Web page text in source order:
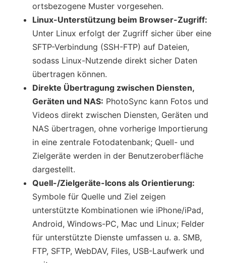
ortsbezogene Muster vorgesehen.
Linux-Unterstützung beim Browser-Zugriff:
Unter Linux erfolgt der Zugriff sicher über eine
SFTP-Verbindung (SSH-FTP) auf Dateien,
sodass Linux-Nutzende direkt sicher Daten
übertragen können.
Direkte Übertragung zwischen Diensten,
Geräten und NAS: PhotoSync kann Fotos und
Videos direkt zwischen Diensten, Geräten und
NAS übertragen, ohne vorherige Importierung
in eine zentrale Fotodatenbank; Quell- und
Zielgeräte werden in der Benutzeroberfläche
dargestellt.
Quell-/Zielgeräte-Icons als Orientierung:
Symbole für Quelle und Ziel zeigen
unterstützte Kombinationen wie iPhone/iPad,
Android, Windows-PC, Mac und Linux; Felder
für unterstützte Dienste umfassen u. a. SMB,
FTP, SFTP, WebDAV, Files, USB-Laufwerk und